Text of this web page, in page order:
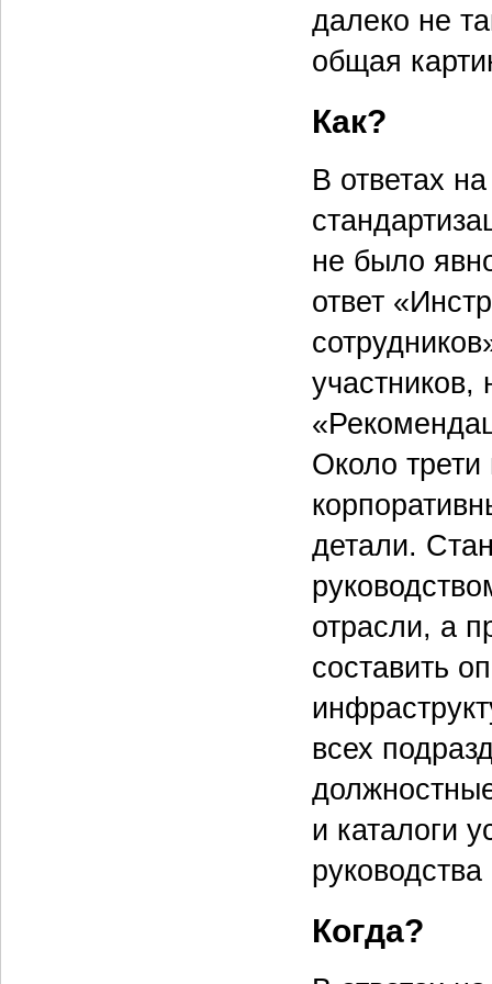
далеко не
общая
Как?
В ответах
не было
ответ
Около
детали.
отрасли, а
составить
всех
и каталоги
Когда?